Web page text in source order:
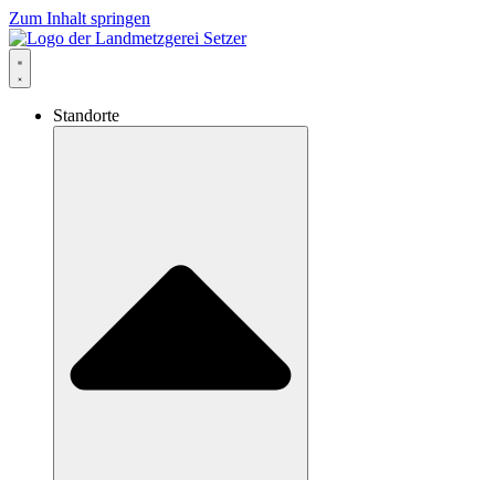
Zum Inhalt springen
Standorte